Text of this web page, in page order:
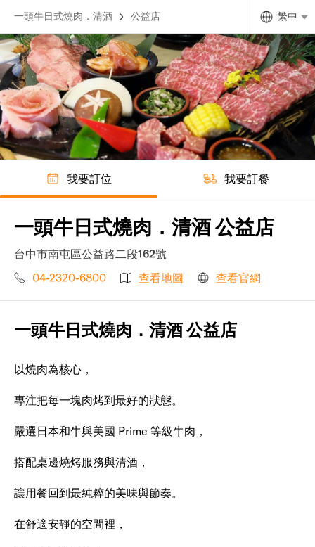
一頭牛日式燒肉．清酒 公益店 繁中
我要訂位 我要訂餐
一頭牛日式燒肉．清酒 公益店
台中市南屯區公益路二段162號
04-2320-6800
查看地圖 查看官網
一頭牛日式燒肉．清酒 公益店
以燒肉為核心，
專注把每一塊肉烤到最好的狀態。
嚴選日本和牛與美國 Prime 等級牛肉，
搭配桌邊燒烤服務與清酒，
讓用餐回到最純粹的美味與節奏。
在舒適安靜的空間裡，